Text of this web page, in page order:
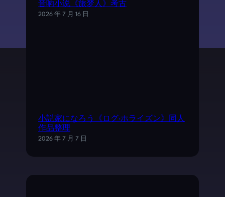
音响小说《旅梦人》考古
2026 年 7 月 16 日
小説家になろう《ログ·ホライズン》同人
作品整理
2026 年 7 月 7 日